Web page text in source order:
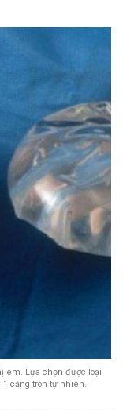
em. Lựa chọn được loại
1 căng tròn tự nhiên.